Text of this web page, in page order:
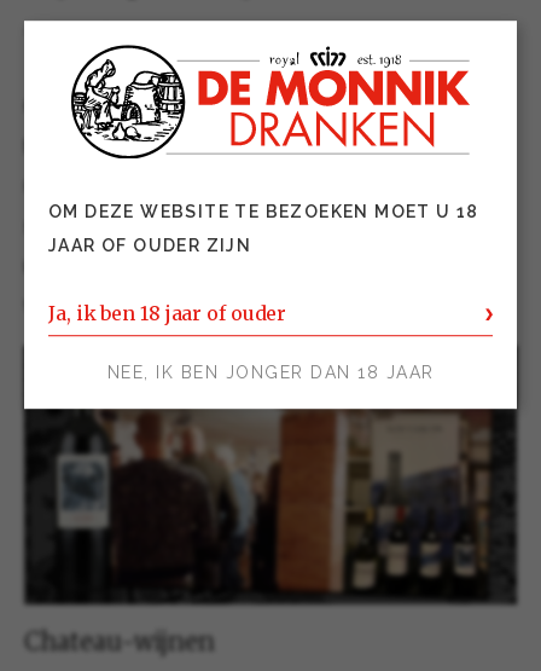
Op zondagmiddag 20 november 2022 stond de
traditionele najaarsproeverij bij úw topSlijter
sfeervolle authentieke kelders van de slijterij
wijnen proeven.
Chateau-wijnen
OM DEZE WEBSITE TE BEZOEKEN MOET U 18
JAAR OF OUDER ZIJN
Ja, ik ben 18 jaar of ouder
NEE, IK BEN JONGER DAN 18 JAAR